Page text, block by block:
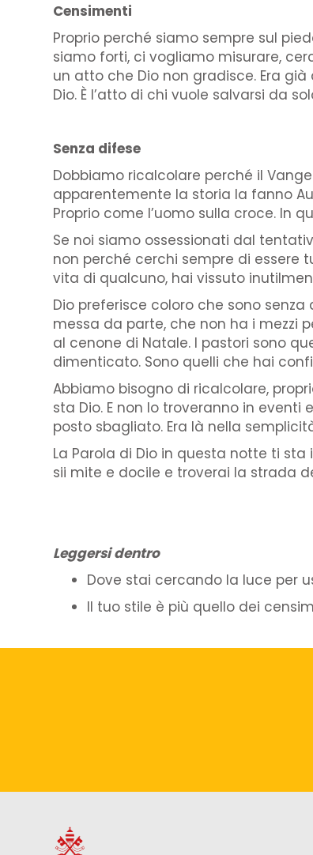
Censimenti
Proprio perché siamo sempre sul
siamo forti, ci vogliamo misurare,
un atto che Dio non gradisce. Era
Dio. È l’atto di chi vuole salvarsi da
Senza difese
Dobbiamo ricalcolare perché il
apparentemente la storia la fanno
Proprio come l’uomo sulla croce. In
Se noi siamo ossessionati dal
non perché cerchi sempre di essere
vita di qualcuno, hai vissuto
Dio preferisce coloro che sono
messa da parte, che non ha i mezzi
al cenone di Natale. I pastori sono
dimenticato. Sono quelli che hai
Abbiamo bisogno di ricalcolare,
sta Dio. E non lo troveranno in
posto sbagliato. Era là nella
La Parola di Dio in questa notte ti
sii mite e docile e troverai la strada
Leggersi dentro
Dove stai cercando la luce per
Il tuo stile è più quello dei